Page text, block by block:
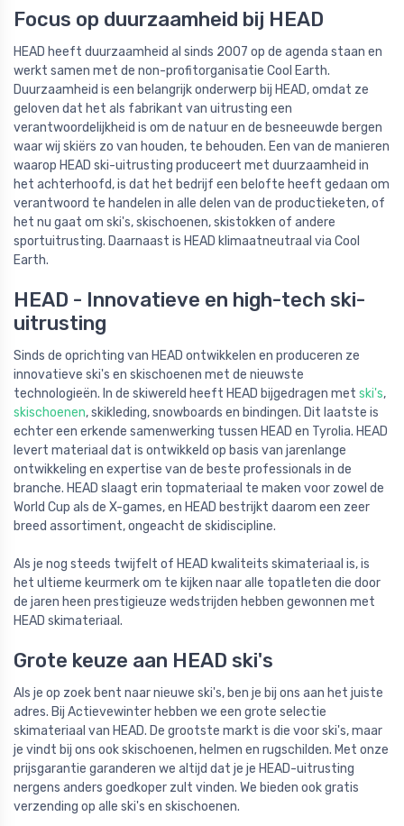
Focus op duurzaamheid bij HEAD
HEAD heeft duurzaamheid al sinds 2007 op de agenda staan en
werkt samen met de non-profitorganisatie Cool Earth.
Duurzaamheid is een belangrijk onderwerp bij HEAD, omdat ze
geloven dat het als fabrikant van uitrusting een
verantwoordelijkheid is om de natuur en de besneeuwde bergen
waar wij skiërs zo van houden, te behouden. Een van de manieren
waarop HEAD ski-uitrusting produceert met duurzaamheid in
het achterhoofd, is dat het bedrijf een belofte heeft gedaan om
verantwoord te handelen in alle delen van de productieketen, of
het nu gaat om ski's, skischoenen, skistokken of andere
sportuitrusting. Daarnaast is HEAD klimaatneutraal via Cool
Earth.
HEAD - Innovatieve en high-tech ski-
uitrusting
Sinds de oprichting van HEAD ontwikkelen en produceren ze
innovatieve ski's en skischoenen met de nieuwste
technologieën. In de skiwereld heeft HEAD bijgedragen met ski's,
skischoenen, skikleding, snowboards en bindingen. Dit laatste is
echter een erkende samenwerking tussen HEAD en Tyrolia. HEAD
levert materiaal dat is ontwikkeld op basis van jarenlange
ontwikkeling en expertise van de beste professionals in de
branche. HEAD slaagt erin topmateriaal te maken voor zowel de
World Cup als de X-games, en HEAD bestrijkt daarom een zeer
breed assortiment, ongeacht de skidiscipline.
Als je nog steeds twijfelt of HEAD kwaliteits skimateriaal is, is
het ultieme keurmerk om te kijken naar alle topatleten die door
de jaren heen prestigieuze wedstrijden hebben gewonnen met
HEAD skimateriaal.
Grote keuze aan HEAD ski's
Als je op zoek bent naar nieuwe ski's, ben je bij ons aan het juiste
adres. Bij Actievewinter hebben we een grote selectie
skimateriaal van HEAD. De grootste markt is die voor ski's, maar
je vindt bij ons ook skischoenen, helmen en rugschilden. Met onze
prijsgarantie garanderen we altijd dat je je HEAD-uitrusting
nergens anders goedkoper zult vinden. We bieden ook gratis
verzending op alle ski's en skischoenen.